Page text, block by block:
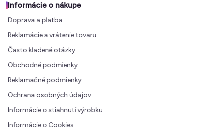
Informácie o nákupe
Doprava a platba
Reklamácie a vrátenie tovaru
Často kladené otázky
Obchodné podmienky
Reklamačné podmienky
Ochrana osobných údajov
Informácie o stiahnutí výrobku
Informácie o Cookies